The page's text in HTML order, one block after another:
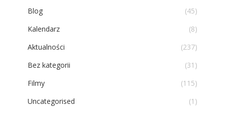
Blog
(45)
Kalendarz
(8)
Aktualności
(237)
Bez kategorii
(31)
Filmy
(115)
Uncategorised
(1)